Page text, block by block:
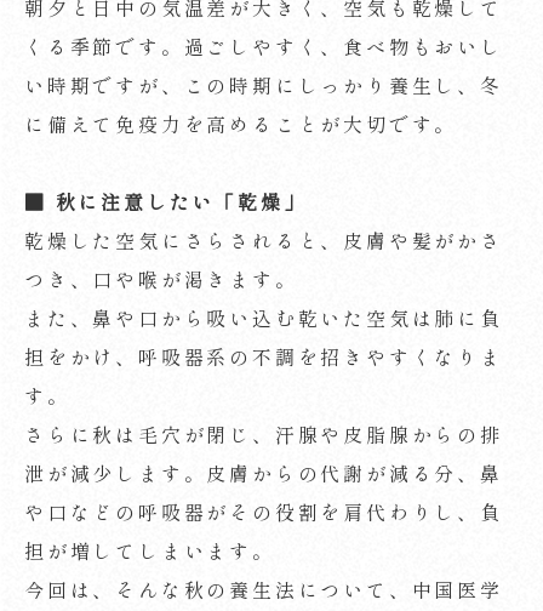
朝夕と日中の気温差が大きく、空気も乾燥して
くる季節です。過ごしやすく、食べ物もおいし
い時期ですが、この時期にしっかり養生し、冬
に備えて免疫力を高めることが大切です。
■ 秋に注意したい「乾燥」
乾燥した空気にさらされると、皮膚や髪がかさ
つき、口や喉が渇きます。
また、鼻や口から吸い込む乾いた空気は肺に負
担をかけ、呼吸器系の不調を招きやすくなりま
す。
さらに秋は毛穴が閉じ、汗腺や皮脂腺からの排
泄が減少します。皮膚からの代謝が減る分、鼻
や口などの呼吸器がその役割を肩代わりし、負
担が増してしまいます。
今回は、そんな秋の養生法について、中国医学